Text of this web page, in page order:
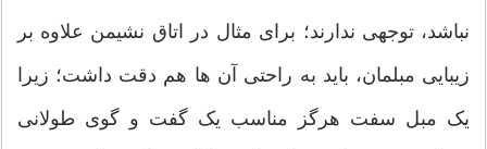
نباشد، توجهی ندارند؛ برای مثال در اتاق نشیمن علاوه بر
زیبایی مبلمان، باید به راحتی آن ها هم دقت داشت؛ زیرا
یک مبل سفت هرگز مناسب یک گفت و گوی طولانی